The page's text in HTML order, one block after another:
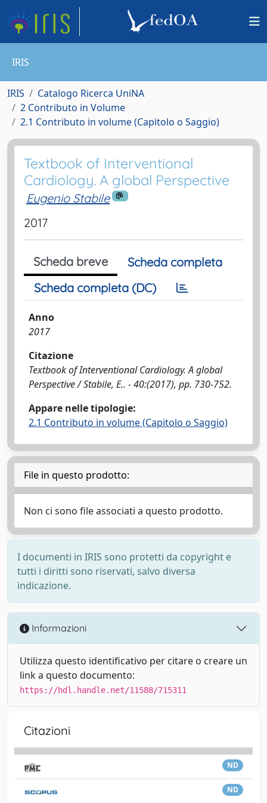
IRIS
IRIS
Catalogo Ricerca UniNA
2 Contributo in Volume
2.1 Contributo in volume (Capitolo o Saggio)
Textbook of Interventional
Cardiology. A global Perspective
Eugenio Stabile
2017
Scheda breve
Scheda completa
Scheda completa (DC)
Anno
2017
Citazione
Textbook of Interventional Cardiology. A global
Perspective / Stabile, E.. - 40:(2017), pp. 730-752.
Appare nelle tipologie:
2.1 Contributo in volume (Capitolo o Saggio)
File in questo prodotto:
Non ci sono file associati a questo prodotto.
I documenti in IRIS sono protetti da copyright e
tutti i diritti sono riservati, salvo diversa
indicazione.
Informazioni
Utilizza questo identificativo per citare o creare un
link a questo documento:
https://hdl.handle.net/11588/715311
Citazioni
ND
ND